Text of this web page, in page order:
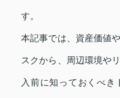
す。
本記事では、資産価値
スクから、周辺環境や
入前に知っておくべき